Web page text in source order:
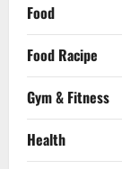
Food
Food Racipe
Gym & Fitness
Health